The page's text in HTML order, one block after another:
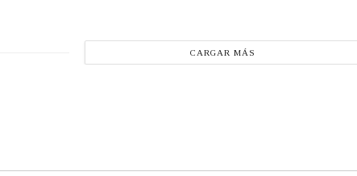
CARGAR MÁS